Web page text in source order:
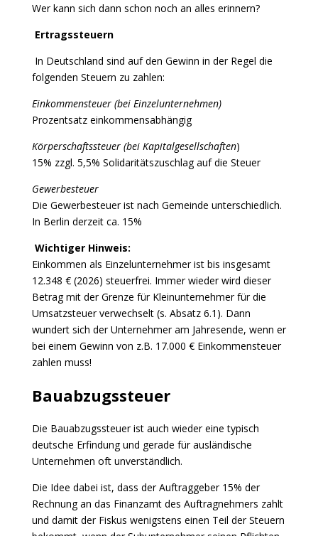
Wer kann sich dann schon noch an alles erinnern?
Ertragssteuern
In Deutschland sind auf den Gewinn in der Regel die
folgenden Steuern zu zahlen:
Einkommensteuer (bei Einzelunternehmen)
Prozentsatz einkommensabhängig
Körperschaftssteuer (bei Kapitalgesellschaften)
15% zzgl. 5,5% Solidaritätszuschlag auf die Steuer
Gewerbesteuer
Die Gewerbesteuer ist nach Gemeinde unterschiedlich.
In Berlin derzeit ca. 15%
Wichtiger Hinweis:
Einkommen als Einzelunternehmer ist bis insgesamt
12.348 € (2026) steuerfrei. Immer wieder wird dieser
Betrag mit der Grenze für Kleinunternehmer für die
Umsatzsteuer verwechselt (s. Absatz 6.1). Dann
wundert sich der Unternehmer am Jahresende, wenn er
bei einem Gewinn von z.B. 17.000 € Einkommensteuer
zahlen muss!
Bauabzugssteuer
Die Bauabzugssteuer ist auch wieder eine typisch
deutsche Erfindung und gerade für ausländische
Unternehmen oft unverständlich.
Die Idee dabei ist, dass der Auftraggeber 15% der
Rechnung an das Finanzamt des Auftragnehmers zahlt
und damit der Fiskus wenigstens einen Teil der Steuern